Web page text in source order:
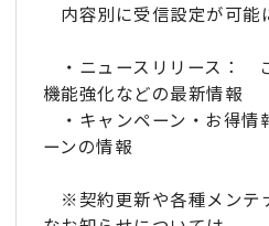
内容別に受信設定が可能
・ニュースリリース：
機能強化などの最新情報
・キャンペーン・お得
ーンの情報
※契約更新や各種メンテ